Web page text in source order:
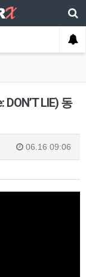
LIE) 동
06.16 09:06